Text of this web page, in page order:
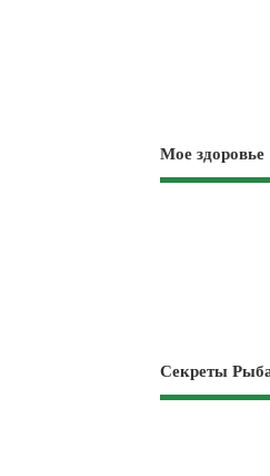
Мое здоровье
Секреты